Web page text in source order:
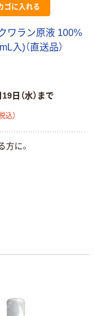
ゴに入れる
ワラン原液 100%
入)（直送品）
日（水）まで
込）
方に。